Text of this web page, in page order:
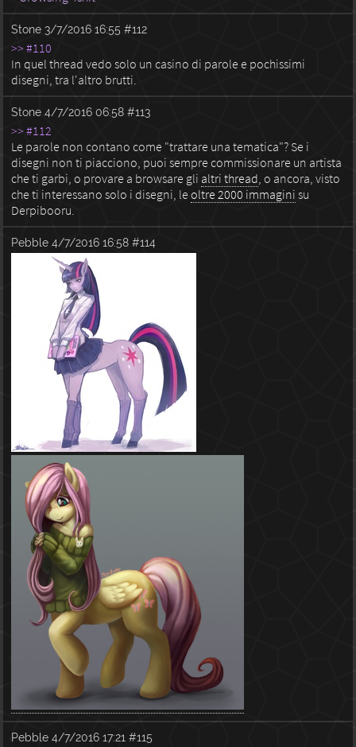
Stone 3/7/2016 16:55 #112
>> #110
In quel thread vedo solo un casino di parole e pochissimi
disegni, tra l'altro brutti.
Stone 4/7/2016 06:58 #113
>> #112
Le parole non contano come "trattare una tematica"? Se i
disegni non ti piacciono, puoi sempre commissionare un artista
che ti garbi, o provare a browsare gli altri thread, o ancora, visto
che ti interessano solo i disegni, leoltre 2000 immagini su
Derpibooru.
Pebble 4/7/2016 16:58 #114
Pebble 4/7/2016 17:21 #115